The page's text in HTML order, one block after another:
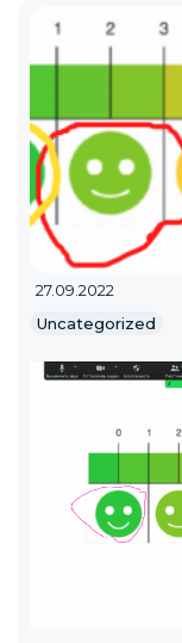
27.09.2022
Uncategorized